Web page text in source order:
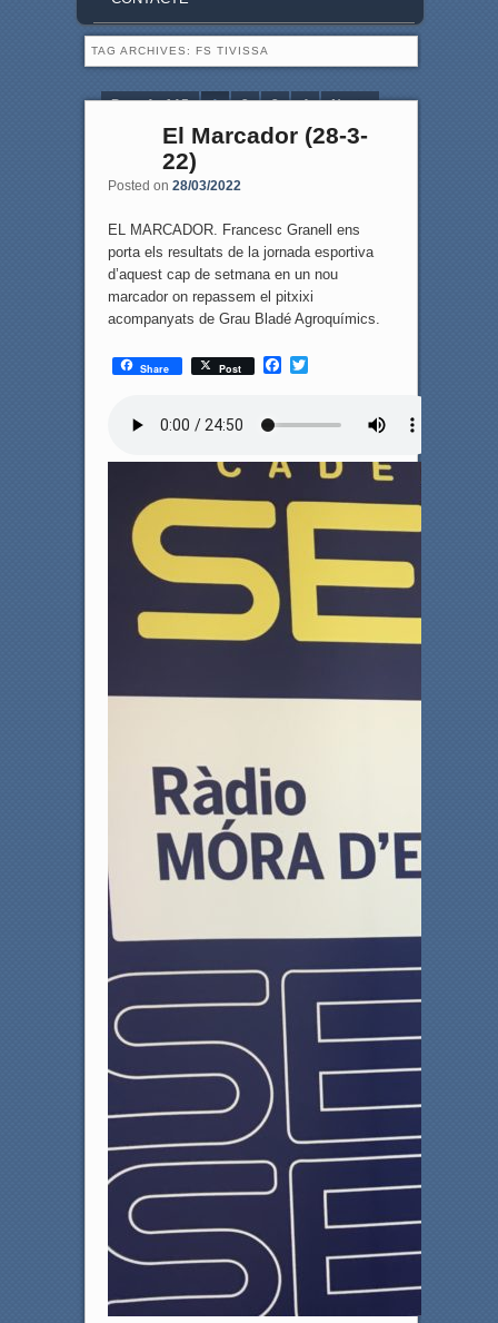
TAG ARCHIVES: FS TIVISSA
Page 1 of 15 1 2 3 4
Next ›
El Marcador (28-3-
22)
Posted on 28/03/2022
EL MARCADOR. Francesc Granell ens
porta els resultats de la jornada esportiva
d’aquest cap de setmana en un nou
marcador on repassem el pitxixi
acompanyats de Grau Bladé Agroquímics.
Share Post
F
o
T